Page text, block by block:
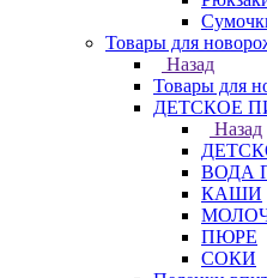
Товары для
Назад
Товары для
ДЕТСКОЕ
Назад
ВОДА
КАШИ
ПЮРЕ
СОКИ